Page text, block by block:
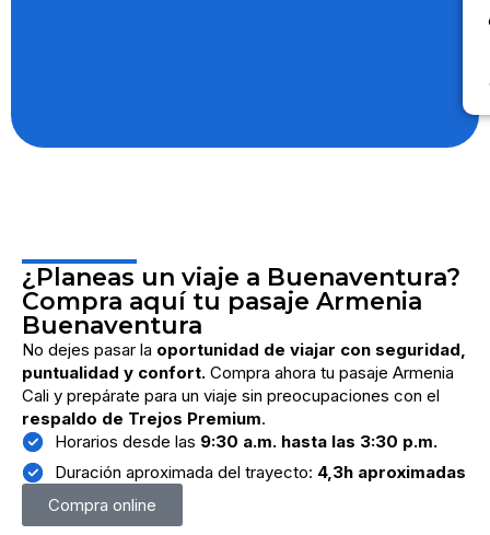
¿Planeas un viaje a Buenaventura?
Compra aquí tu pasaje Armenia
Buenaventura
No dejes pasar la oportunidad de viajar con seguridad,
puntualidad y confort. Compra ahora tu pasaje Armenia
Cali y prepárate para un viaje sin preocupaciones con el
respaldo de Trejos Premium.
Horarios desde las 9:30 a.m. hasta las 3:30 p.m.
Duración aproximada del trayecto: 4,3h aproximadas
Compra online